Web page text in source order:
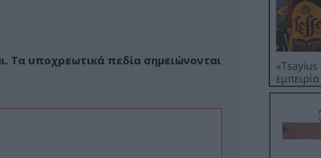
Τα υποχρεωτικά πεδία σημειώνονται